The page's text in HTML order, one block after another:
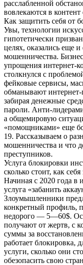
расслабленной
вовлекаются в
Как защитить себя от
Увы, технологии
гипотетически
целях, оказались еще
мошенничества.
упрощения интернет-
столкнулся с
фейковые сервисы,
обманывают интернет-
забирая денежные
пароли. Анти-
а общемировую
«помощниками» еще
19. Рассказываем о
мошенничества и что
преступников.
Услуга блокировки
сколько стоит, как
Начиная с 2020 года в
услуга «забанить
Злоумышленники
конкретный профиль,
недорого — 5—60$.
получают от жертв, с
суммы за
работает блокировка,
услуги, сколько они
обезопасить свою